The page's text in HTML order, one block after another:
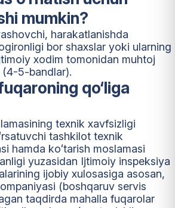
mumkin?
harakatlanishda
bor shaxslar yoki ularning
xodim tomonidan muhtoj
(4-5-bandlar).
qo‘liga
texnik xavfsizligi
tashkilot texnik
hamda koʻtarish moslamasi
yuzasidan Ijtimoiy inspeksiya
ijobiy xulosasiga asosan,
(boshqaruv servis
taqdirda mahalla fuqarolar